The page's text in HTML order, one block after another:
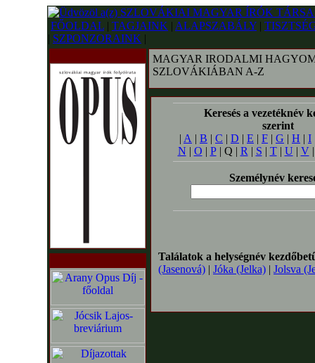
FŐOLDAL | TAGJAINK | ALAPSZABÁLY |
| SZPONZORAINK |
MAGYAR IRODALMI
SZLOVÁKIÁBAN A-Z
Keresés a vezetéknév
szerint
| A | B | C | D | E | F | G | H | I
N | O | P| Q | R | S | T| U | V
Személynév
Találatok a helységnév
(Jasenová) | Jóka (Jelka) | Jolsva